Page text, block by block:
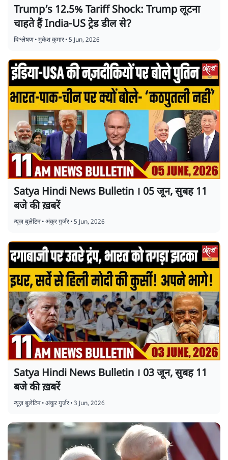
Trump’s 12.5% Tariff Shock: Trump लूटना
चाहते हैं India-US ट्रेड डील से?
विश्लेषण•मुकेश कुमार•5 Jun, 2026
Satya Hindi News Bulletin । 05 जून, सुबह 11
बजे की ख़बरें
न्यूज़ बुलेटिन•अंकुर गुर्जर•5 Jun, 2026
Satya Hindi News Bulletin । 03 जून, सुबह 11
बजे की ख़बरें
न्यूज़ बुलेटिन•अंकुर गुर्जर•3 Jun, 2026